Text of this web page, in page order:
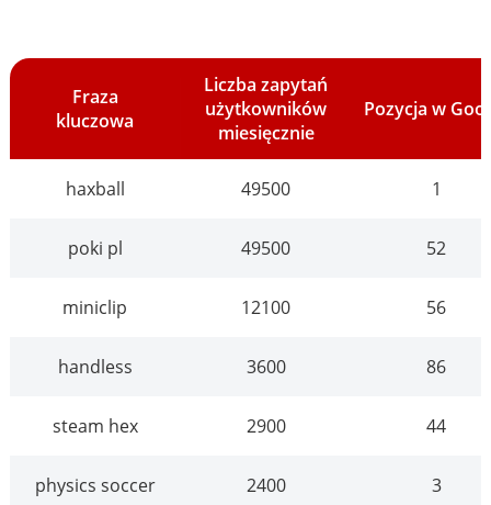
Fraza
kluczowa
Liczba zapytań
użytkowników
miesięcznie
Pozycja w
haxball 49500 1
poki pl 49500 52
miniclip 12100 56
handless 3600 86
steam hex 2900 44
physics soccer 2400 3